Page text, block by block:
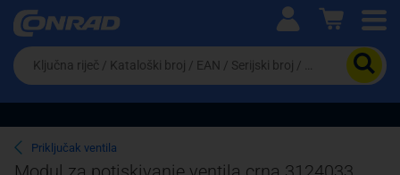
Ova postavka prilagođava asortiman proizvoda i
cijene vašim potrebama.
Pravno lice
Da
biste
potražili
proizvod,
unesite
ključnu
riječ,
Priključak ventila